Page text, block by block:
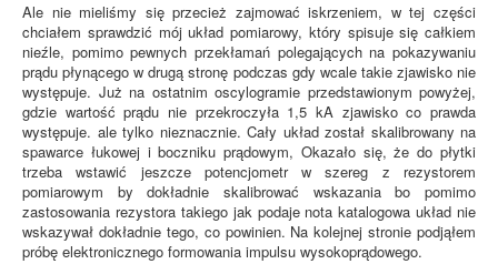
Ale nie mieliśmy się przecież zajmować iskrzeniem, w tej części
chciałem sprawdzić mój układ pomiarowy, który spisuje się całkiem
nieźle, pomimo pewnych przekłamań polegających na pokazywaniu
prądu płynącego w drugą stronę podczas gdy wcale takie zjawisko nie
występuje. Już na ostatnim oscylogramie przedstawionym powyżej,
gdzie wartość prądu nie przekroczyła 1,5 kA zjawisko co prawda
występuje. ale tylko nieznacznie. Cały układ został skalibrowany na
spawarce łukowej i boczniku prądowym, Okazało się, że do płytki
trzeba wstawić jeszcze potencjometr w szereg z rezystorem
pomiarowym by dokładnie skalibrować wskazania bo pomimo
zastosowania rezystora takiego jak podaje nota katalogowa układ nie
wskazywał dokładnie tego, co powinien. Na kolejnej stronie podjąłem
próbę elektronicznego formowania impulsu wysokoprądowego.